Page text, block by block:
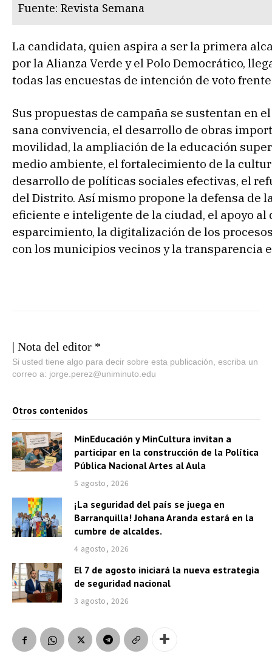
Fuente: Revista Semana
La candidata, quien aspira a ser la primera
por la Alianza Verde y el Polo Democrático,
todas las encuestas de intención de voto
Sus propuestas de campaña se sustentan en
sana convivencia, el desarrollo de obras
movilidad, la ampliación de la educación
medio ambiente, el fortalecimiento de la
desarrollo de políticas sociales efectivas, el
del Distrito. Así mismo propone la defensa de
eficiente e inteligente de la ciudad, el apoyo al
esparcimiento, la digitalización de los
con los municipios vecinos y la transparencia
| Nota del editor *
Si usted tiene algo para decir sobre esta publicación, escriba un
correo a: jorge.perez@uniminuto.edu
Otros contenidos
MinEducación y MinCultura invitan a
participar en la construcción de la Política
Pública Nacional Artes al Aula
5 agosto, 2026
¡La seguridad del país se juega en
Barranquilla! Johana Aranda estará en la
cumbre de alcaldes.
4 agosto, 2026
El 7 de agosto iniciará la nueva estrategia
de seguridad nacional
3 agosto, 2026